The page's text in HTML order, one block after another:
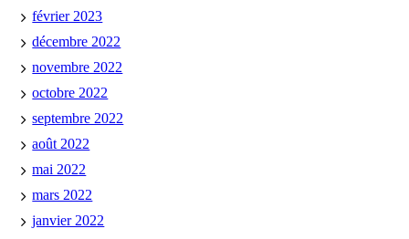
février 2023
décembre 2022
novembre 2022
octobre 2022
septembre 2022
août 2022
mai 2022
mars 2022
janvier 2022